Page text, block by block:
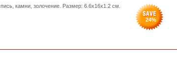
камни, золочение. Размер: 6.6x16x1.2 см.
24%